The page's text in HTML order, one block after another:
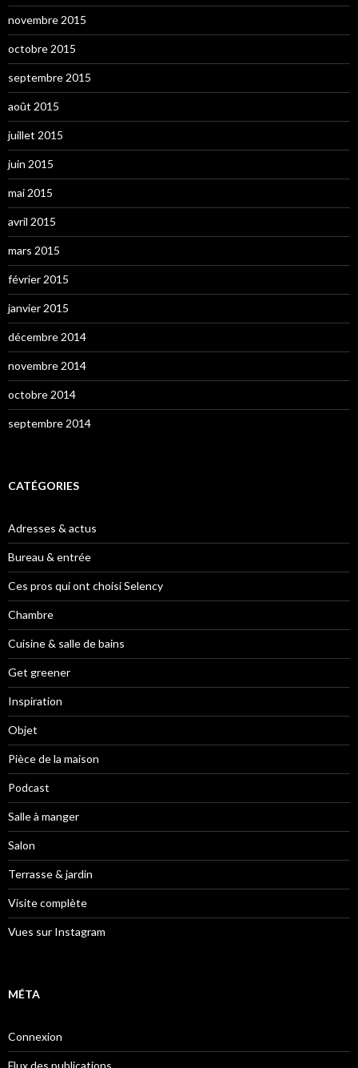
novembre 2015
octobre 2015
septembre 2015
août 2015
juillet 2015
juin 2015
mai 2015
avril 2015
mars 2015
février 2015
janvier 2015
décembre 2014
novembre 2014
octobre 2014
septembre 2014
CATÉGORIES
Adresses & actus
Bureau & entrée
Ces pros qui ont choisi Selency
Chambre
Cuisine & salle de bains
Get greener
Inspiration
Objet
Pièce de la maison
Podcast
Salle à manger
Salon
Terrasse & jardin
Visite complète
Vues sur Instagram
MÉTA
Connexion